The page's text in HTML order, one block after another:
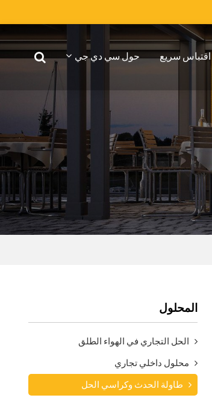
اقتباس سريع حول سي دي جي
المحلول
الحل التجاري في الهواء الطلق
محلول داخلي تجاري
طاولة الحدث وكراسي الحل